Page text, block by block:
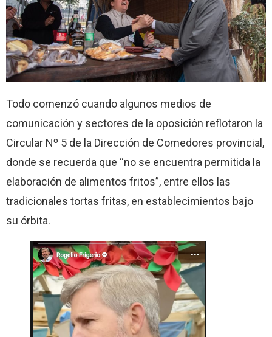
Todo comenzó cuando algunos medios de
comunicación y sectores de la oposición reflotaron la
Circular Nº 5 de la Dirección de Comedores provincial,
donde se recuerda que “no se encuentra permitida la
elaboración de alimentos fritos”, entre ellos las
tradicionales tortas fritas, en establecimientos bajo
su órbita.